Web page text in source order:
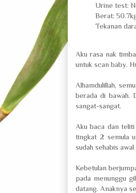
Urine test:
Berat:
Tekanan
Aku rasa nak
untuk scan baby.
Alhamdulillah,
berada di bawah.
sangat-sangat.
Aku baca dan
tingkat 2 semula
sudah sehabis
Kebetulan
pada menunggu
datang. Anaknya